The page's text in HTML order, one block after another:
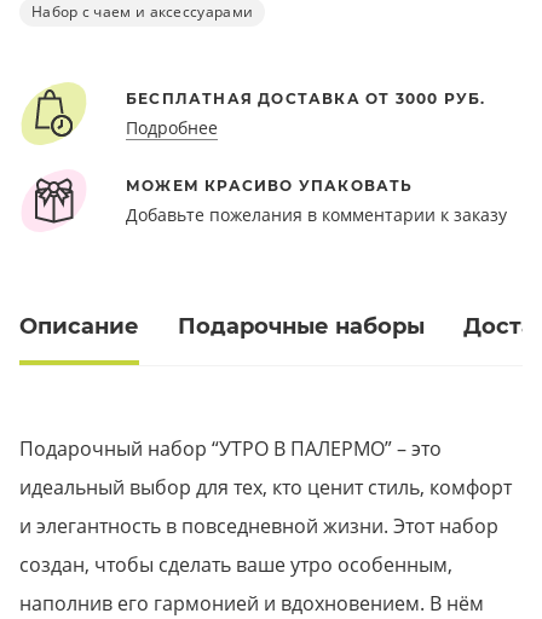
Набор с чаем и аксессуарами
БЕСПЛАТНАЯ ДОСТАВКА ОТ 3000 РУБ.
Подробнее
МОЖЕМ КРАСИВО УПАКОВАТЬ
Добавьте пожелания в комментарии к заказу
Описание Подарочные наборы
Подарочный набор “УТРО В ПАЛЕРМО” – это
идеальный выбор для тех, кто ценит стиль, комфорт
и элегантность в повседневной жизни. Этот набор
создан, чтобы сделать ваше утро особенным,
наполнив его гармонией и вдохновением. В нём